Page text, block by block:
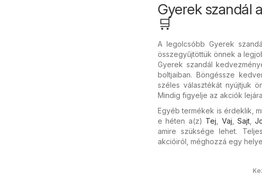
Gyerek szandál
🛒
A legolcsóbb Gyerek
összegyűjtöttük önnek a
Gyerek szandál
boltjaiban. Böngéssze
széles választékát nyújtjuk
Mindig figyelje az akciók
Egyéb termékek is érdeklik,
e héten a(z) Tej Vaj Sajt,
amire szüksége lehet.
akcióiról, méghozzá egy